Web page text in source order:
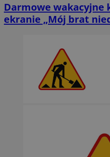
Darmowe wakacyjne
ekranie „Mój brat